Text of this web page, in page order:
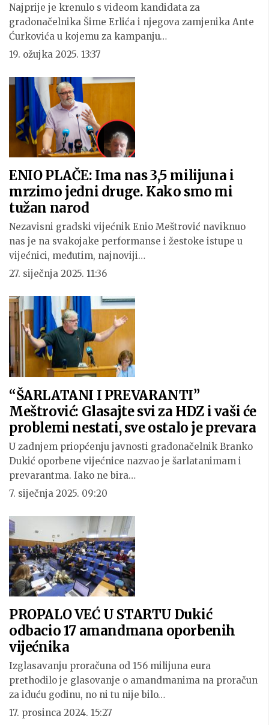
Najprije je krenulo s videom kandidata za
gradonačelnika Šime Erlića i njegova zamjenika Ante
Ćurkovića u kojemu za kampanju…
19. ožujka 2025. 13:37
ENIO PLAČE: Ima nas 3,5 milijuna i
mrzimo jedni druge. Kako smo mi
tužan narod
Nezavisni gradski vijećnik Enio Meštrović naviknuo
nas je na svakojake performanse i žestoke istupe u
vijećnici, međutim, najnoviji…
27. siječnja 2025. 11:36
“ŠARLATANI I PREVARANTI”
Meštrović: Glasajte svi za HDZ i vaši će
problemi nestati, sve ostalo je prevara
U zadnjem priopćenju javnosti gradonačelnik Branko
Dukić oporbene vijećnice nazvao je šarlatanimam i
prevarantma. Iako ne bira…
7. siječnja 2025. 09:20
PROPALO VEĆ U STARTU Dukić
odbacio 17 amandmana oporbenih
vijećnika
Izglasavanju proračuna od 156 milijuna eura
prethodilo je glasovanje o amandmanima na proračun
za iduću godinu, no ni tu nije bilo…
17. prosinca 2024. 15:27